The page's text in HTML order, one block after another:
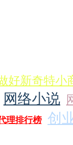
好新奇特小
网络小说
理排行榜 创